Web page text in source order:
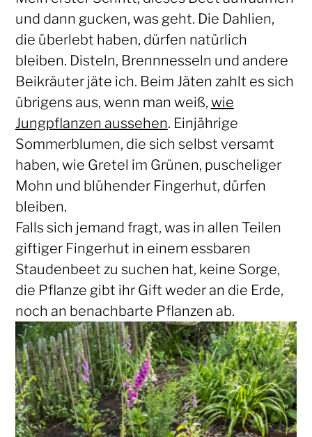
und dann gucken, was geht. Die Dahlien,
die überlebt haben, dürfen natürlich
bleiben. Disteln, Brennnesseln und andere
Beikräuter jäte ich. Beim Jäten zahlt es sich
übrigens aus, wenn man weiß, wie
Jungpflanzen aussehen. Einjährige
Sommerblumen, die sich selbst versamt
haben, wie Gretel im Grünen, puscheliger
Mohn und blühender Fingerhut, dürfen
bleiben.
Falls sich jemand fragt, was in allen Teilen
giftiger Fingerhut in einem essbaren
Staudenbeet zu suchen hat, keine Sorge,
die Pflanze gibt ihr Gift weder an die Erde,
noch an benachbarte Pflanzen ab.